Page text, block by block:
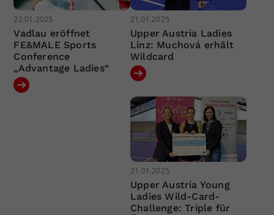
22.01.2025
Vadlau eröffnet
FE&MALE Sports
Conference
„Advantage Ladies“
21.01.2025
Upper Austria Ladies
Linz: Muchová erhält
Wildcard
21.01.2025
Upper Austria Young
Ladies Wild-Card-
Challenge: Triple für